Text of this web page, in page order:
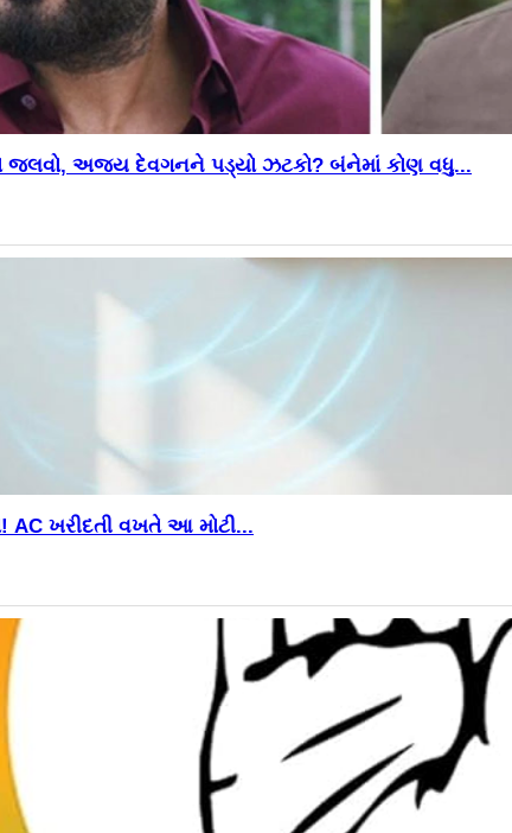
જલવો, અજય દેવગનને પડ્યો ઝટકો? બંનેમાં કોણ વધુ...
AC ખરીદતી વખતે આ મોટી...